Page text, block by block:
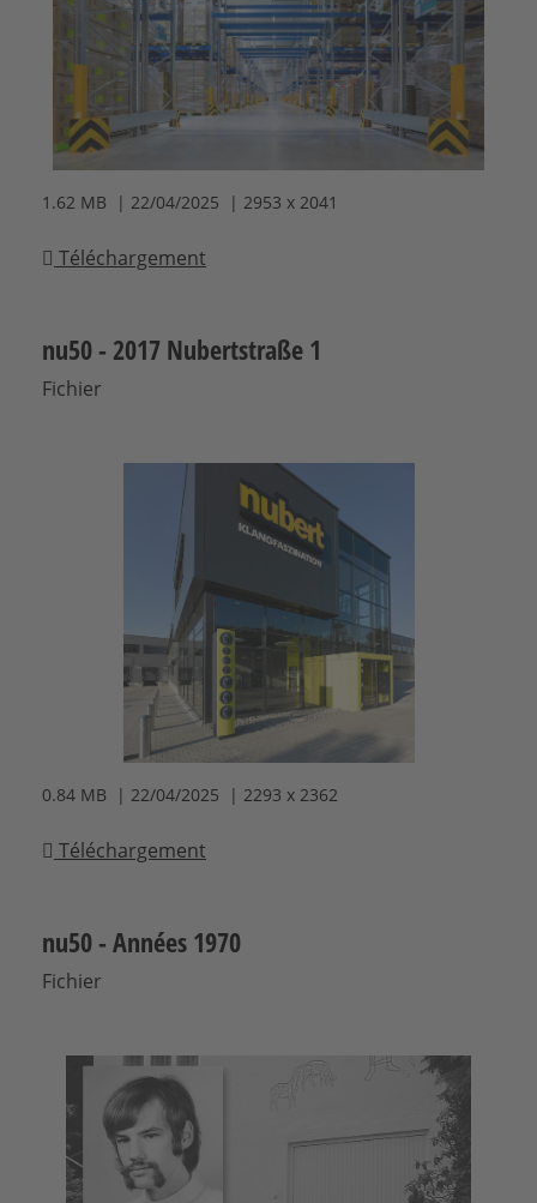
1.62 MB | 22/04/2025 | 2953 x 2041
Téléchargement
nu50 - 2017 Nubertstraße 1
Fichier
0.84 MB | 22/04/2025 | 2293 x 2362
Téléchargement
nu50 - Années 1970
Fichier